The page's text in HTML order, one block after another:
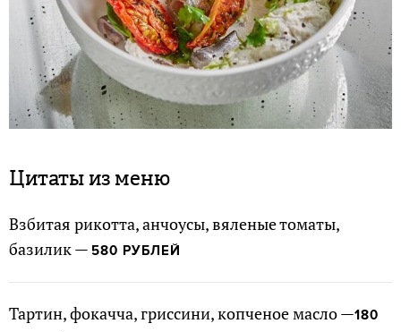
Цитаты из меню
Взбитая рикотта, анчоусы, вяленые томаты,
базилик — 580 РУБЛЕЙ
Тартин, фокачча, гриссини, копченое масло —180